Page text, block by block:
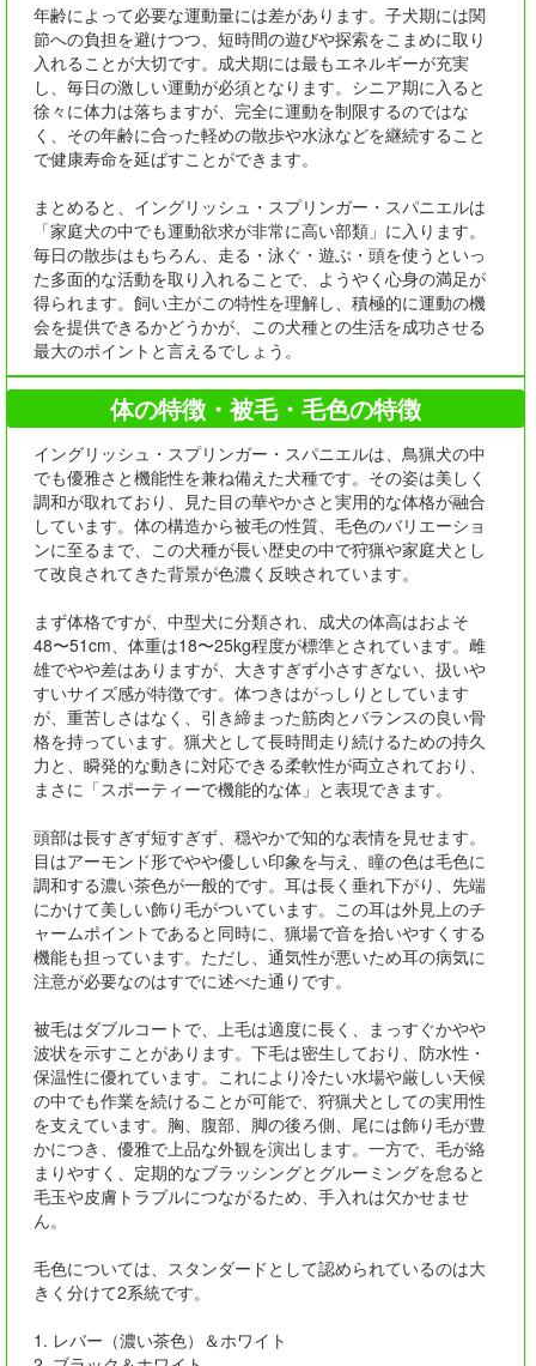
年齢によって必要な運動量には差があります。子犬期には関
節への負担を避けつつ、短時間の遊びや探索をこまめに取り
入れることが大切です。成犬期には最もエネルギーが充実
し、毎日の激しい運動が必須となります。シニア期に入ると
徐々に体力は落ちますが、完全に運動を制限するのではな
く、その年齢に合った軽めの散歩や水泳などを継続すること
で健康寿命を延ばすことができます。
まとめると、イングリッシュ・スプリンガー・スパニエルは
「家庭犬の中でも運動欲求が非常に高い部類」に入ります。
毎日の散歩はもちろん、走る・泳ぐ・遊ぶ・頭を使うといっ
た多面的な活動を取り入れることで、ようやく心身の満足が
得られます。飼い主がこの特性を理解し、積極的に運動の機
会を提供できるかどうかが、この犬種との生活を成功させる
最大のポイントと言えるでしょう。
体の特徴・被毛・毛色の特徴
イングリッシュ・スプリンガー・スパニエルは、鳥猟犬の中
でも優雅さと機能性を兼ね備えた犬種です。その姿は美しく
調和が取れており、見た目の華やかさと実用的な体格が融合
しています。体の構造から被毛の性質、毛色のバリエーショ
ンに至るまで、この犬種が長い歴史の中で狩猟や家庭犬とし
て改良されてきた背景が色濃く反映されています。
まず体格ですが、中型犬に分類され、成犬の体高はおよそ
48〜51cm、体重は18〜25kg程度が標準とされています。雌
雄でやや差はありますが、大きすぎず小さすぎない、扱いや
すいサイズ感が特徴です。体つきはがっしりとしています
が、重苦しさはなく、引き締まった筋肉とバランスの良い骨
格を持っています。猟犬として長時間走り続けるための持久
力と、瞬発的な動きに対応できる柔軟性が両立されており、
まさに「スポーティーで機能的な体」と表現できます。
頭部は長すぎず短すぎず、穏やかで知的な表情を見せます。
目はアーモンド形でやや優しい印象を与え、瞳の色は毛色に
調和する濃い茶色が一般的です。耳は長く垂れ下がり、先端
にかけて美しい飾り毛がついています。この耳は外見上のチ
ャームポイントであると同時に、猟場で音を拾いやすくする
機能も担っています。ただし、通気性が悪いため耳の病気に
注意が必要なのはすでに述べた通りです。
被毛はダブルコートで、上毛は適度に長く、まっすぐかやや
波状を示すことがあります。下毛は密生しており、防水性・
保温性に優れています。これにより冷たい水場や厳しい天候
の中でも作業を続けることが可能で、狩猟犬としての実用性
を支えています。胸、腹部、脚の後ろ側、尾には飾り毛が豊
かにつき、優雅で上品な外観を演出します。一方で、毛が絡
まりやすく、定期的なブラッシングとグルーミングを怠ると
毛玉や皮膚トラブルにつながるため、手入れは欠かせませ
ん。
毛色については、スタンダードとして認められているのは大
きく分けて2系統です。
1. レバー（濃い茶色）＆ホワイト